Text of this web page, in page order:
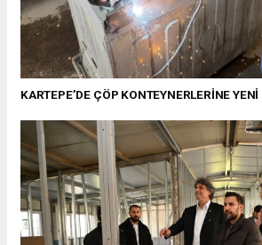
KARTEPE’DE ÇÖP KONTEYNERLERİNE